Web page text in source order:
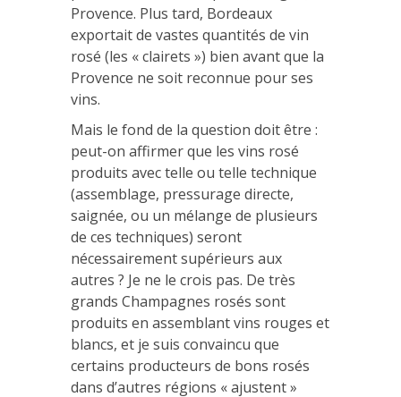
Provence. Plus tard, Bordeaux
exportait de vastes quantités de vin
rosé (les « clairets ») bien avant que la
Provence ne soit reconnue pour ses
vins.
Mais le fond de la question doit être :
peut-on affirmer que les vins rosé
produits avec telle ou telle technique
(assemblage, pressurage directe,
saignée, ou un mélange de plusieurs
de ces techniques) seront
nécessairement supérieurs aux
autres ? Je ne le crois pas. De très
grands Champagnes rosés sont
produits en assemblant vins rouges et
blancs, et je suis convaincu que
certains producteurs de bons rosés
dans d’autres régions « ajustent »